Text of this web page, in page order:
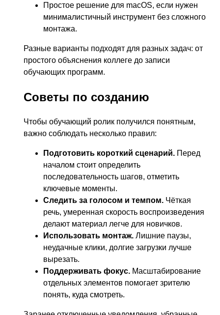
Простое решение для macOS, если нужен
минималистичный инструмент без сложного
монтажа.
Разные варианты подходят для разных задач: от
простого объяснения коллеге до записи
обучающих программ.
Советы по созданию
Чтобы обучающий ролик получился понятным,
важно соблюдать несколько правил:
Подготовить короткий сценарий. Перед
началом стоит определить
последовательность шагов, отметить
ключевые моменты.
Следить за голосом и темпом. Чёткая
речь, умеренная скорость воспроизведения
делают материал легче для новичков.
Использовать монтаж. Лишние паузы,
неудачные клики, долгие загрузки лучше
вырезать.
Поддерживать фокус. Масштабирование
отдельных элементов помогает зрителю
понять, куда смотреть.